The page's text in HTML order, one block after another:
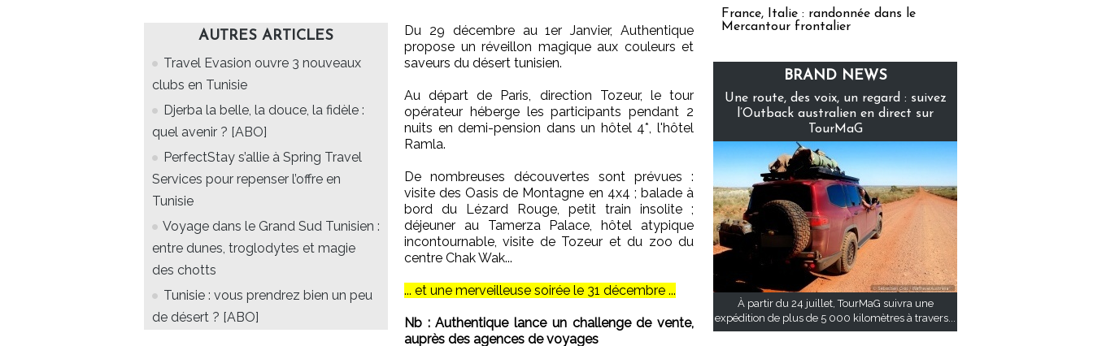
AUTRES ARTICLES
Travel Evasion ouvre 3 nouveaux
clubs en Tunisie
Djerba la belle, la douce, la fidèle :
quel avenir ? [ABO]
PerfectStay s’allie à Spring Travel
Services pour repenser l’offre en
Tunisie
Voyage dans le Grand Sud Tunisien :
entre dunes, troglodytes et magie
des chotts
Tunisie : vous prendrez bien un peu
de désert ? [ABO]
Du 29 décembre au 1er Janvier, Authentique
propose un réveillon magique aux couleurs et
saveurs du désert tunisien.
Au départ de Paris, direction Tozeur, le tour
opérateur héberge les participants pendant 2
nuits en demi-pension dans un hôtel 4*, l'hôtel
Ramla.
De nombreuses découvertes sont prévues :
visite des Oasis de Montagne en 4x4 ; balade à
bord du Lézard Rouge, petit train insolite ;
déjeuner au Tamerza Palace, hôtel atypique
incontournable, visite de Tozeur et du zoo du
centre Chak Wak...
... et une merveilleuse soirée le 31 décembre ...
Nb : Authentique lance un challenge de vente,
auprès des agences de voyages
France, Italie : randonnée dans le
Mercantour frontalier
BRAND NEWS
Une route, des voix, un regard : suivez
l’Outback australien en direct sur
TourMaG
À partir du 24 juillet, TourMaG suivra une
expédition de plus de 5 000 kilomètres à travers...